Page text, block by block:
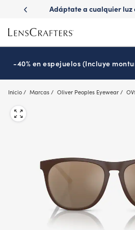
main
content
con
Adáptate a cualquier luz
-40% en espejuelos (Incluye
Inicio Marcas Oliver Peoples Eyewear